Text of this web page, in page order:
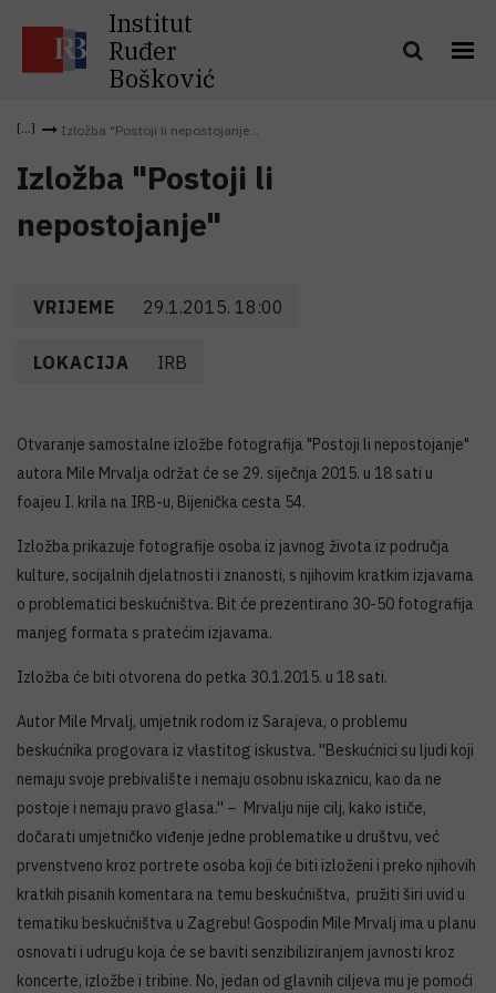
Institut
Ruđer
Bošković
Izložba "Postoji li nepostojanje...
Izložba "Postoji li
nepostojanje"
VRIJEME 29.1.2015. 18:00
LOKACIJA IRB
Otvaranje samostalne izložbe fotografija "Postoji li nepostojanje"
autora Mile Mrvalja održat će se 29. siječnja 2015. u 18 sati u
foajeu I. krila na IRB-u, Bijenička cesta 54.
Izložba prikazuje fotografije osoba iz javnog života iz područja
kulture, socijalnih djelatnosti i znanosti, s njihovim kratkim izjavama
o problematici beskućništva. Bit će prezentirano 30-50 fotografija
manjeg formata s pratećim izjavama.
Izložba će biti otvorena do petka 30.1.2015. u 18 sati.
Autor Mile Mrvalj, umjetnik rodom iz Sarajeva, o problemu
beskućnika progovara iz vlastitog iskustva. ''Beskućnici su ljudi koji
nemaju svoje prebivalište i nemaju osobnu iskaznicu, kao da ne
postoje i nemaju pravo glasa.'' – Mrvalju nije cilj, kako ističe,
dočarati umjetničko viđenje jedne problematike u društvu, već
prvenstveno kroz portrete osoba koji će biti izloženi i preko njihovih
kratkih pisanih komentara na temu beskućništva, pružiti širi uvid u
tematiku beskućništva u Zagrebu! Gospodin Mile Mrvalj ima u planu
osnovati i udrugu koja će se baviti senzibiliziranjem javnosti kroz
koncerte, izložbe i tribine. No, jedan od glavnih ciljeva mu je pomoći